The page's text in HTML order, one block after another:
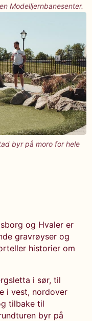
Modelljernbanesenter.
byr på moro for hele
og Hvaler er
gravrøyser og
historier om
i sør, til
i vest, nordover
tilbake til
byr på